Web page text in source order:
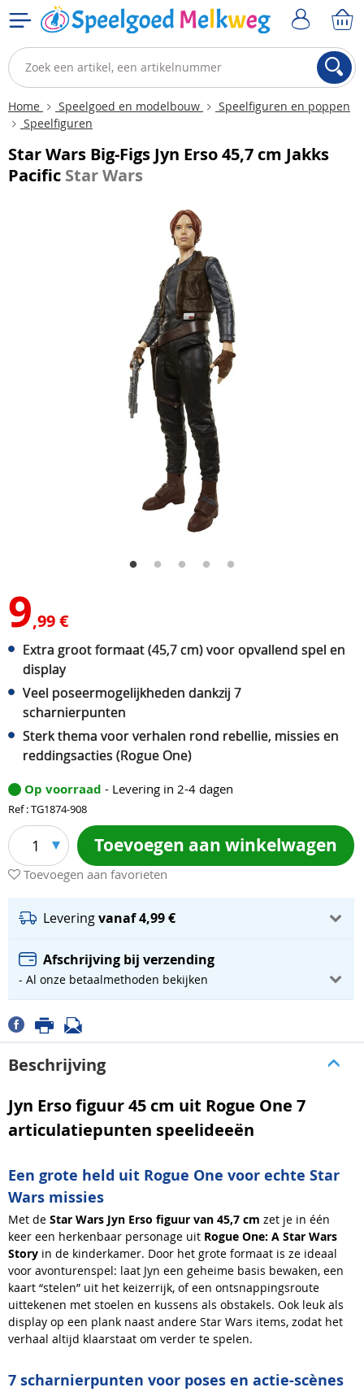
Home Speelgoed en modelbouw
Speelfiguren en poppen
Speelfiguren
Star Wars Big-Figs Jyn Erso 45,7 cm Jakks
Pacific Star Wars
9,99 €
Extra groot formaat (45,7 cm) voor opvallend spel en
display
Veel poseermogelijkheden dankzij 7
scharnierpunten
Sterk thema voor verhalen rond rebellie, missies en
reddingsacties (Rogue One)
Op voorraad - Levering in 2-4 dagen
Ref : TG1874-908
1 Toevoegen aan winkelwagen
Toevoegen aan favorieten
Leveringvanaf 4,99 €
Afschrijving bij verzending
- Al onze betaalmethoden bekijken
Beschrijving
Jyn Erso figuur 45 cm uit Rogue One 7
articulatiepunten speelideeën
Een grote held uit Rogue One voor echte Star
Wars missies
Met de Star Wars Jyn Erso figuur van 45,7 cm zet je in één
keer een herkenbaar personage uit Rogue One: A Star Wars
Story in de kinderkamer. Door het grote formaat is ze ideaal
voor avonturenspel: laat Jyn een geheime basis bewaken, een
kaart “stelen” uit het keizerrijk, of een ontsnappingsroute
uittekenen met stoelen en kussens als obstakels. Ook leuk als
display op een plank naast andere Star Wars items, zodat het
verhaal altijd klaarstaat om verder te spelen.
7 scharnierpunten voor poses en actie-scènes